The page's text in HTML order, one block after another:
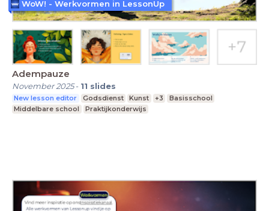
Adempauze
November 2025- 11 slides
New lesson editor Godsdienst Kunst +3
Basisschool
Middelbare school
Praktijkonderwijs
WoW! - Werkvormen in LessonUp